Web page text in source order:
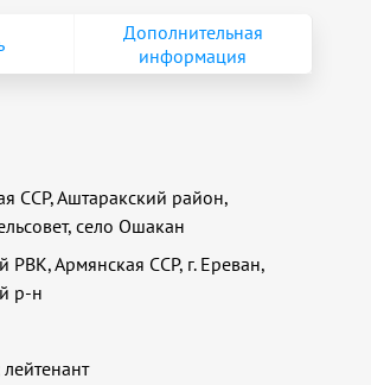
Дополнительная
информация
ССР, Аштаракский район,
село Ошакан
РВК, Армянская ССР, г. Ереван,
р-н
лейтенант